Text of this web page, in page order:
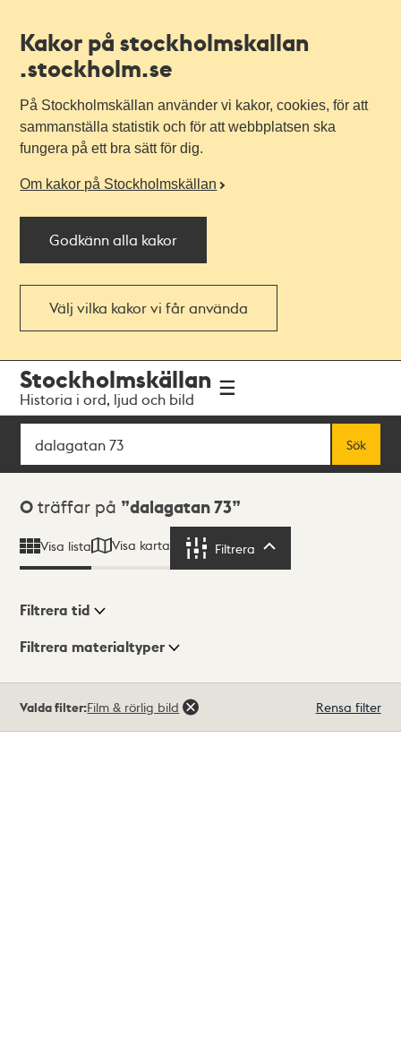
Kakor på stockholmskallan
.stockholm.se
På Stockholmskällan använder vi kakor, cookies, för att
sammanställa statistik och för att webbplatsen ska
fungera på ett bra sätt för dig.
Om kakor på Stockholmskällan
Godkänn alla kakor
Välj vilka kakor vi får använda
navigationen
huvudinnehållet
Stockholmskällan
Historia i ord, ljud och bild
Sök
Sök
Sökresultat
0 träffar på dalagatan 73
Visa lista Visa karta Filtrera
Visningsläge
Filtrera tid
Filtrera materialtyper
träffar
Valda filter:Film & rörlig bild Rensa filter